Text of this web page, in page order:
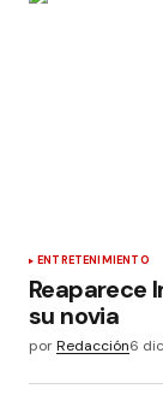
ENTRETENIMIENTO
Reaparece
su novia
porRedacción6